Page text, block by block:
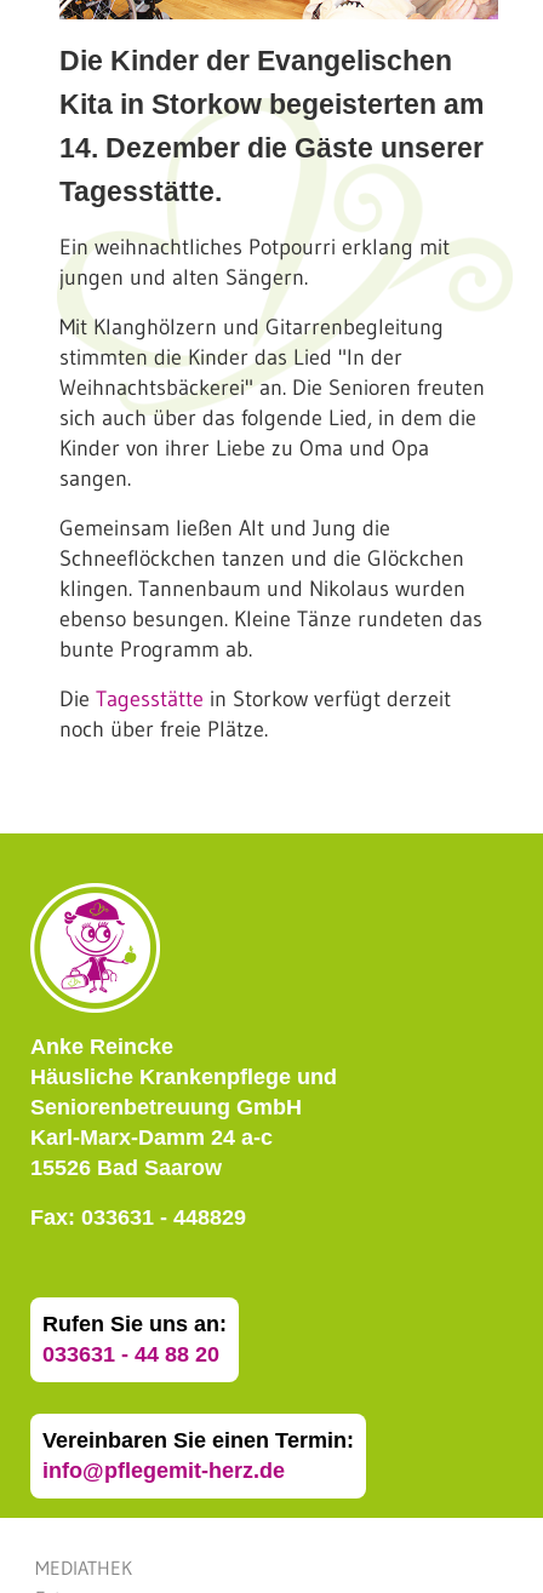
Die Kinder der Evangelischen
Kita in Storkow begeisterten am
14. Dezember die Gäste unserer
Tagesstätte.
Ein weihnachtliches Potpourri erklang mit
jungen und alten Sängern.
Mit Klanghölzern und Gitarrenbegleitung
stimmten die Kinder das Lied "In der
Weihnachtsbäckerei" an. Die Senioren freuten
sich auch über das folgende Lied, in dem die
Kinder von ihrer Liebe zu Oma und Opa
sangen.
Gemeinsam ließen Alt und Jung die
Schneeflöckchen tanzen und die Glöckchen
klingen. Tannenbaum und Nikolaus wurden
ebenso besungen. Kleine Tänze rundeten das
bunte Programm ab.
Die Tagesstätte in Storkow verfügt derzeit
noch über freie Plätze.
Anke Reincke
Häusliche Krankenpflege und
Seniorenbetreuung GmbH
Karl-Marx-Damm 24 a-c
15526 Bad Saarow
Fax: 033631 - 448829
Rufen Sie uns an:
033631 - 44 88 20
Vereinbaren Sie einen Termin:
info@pflegemit-herz.de
MEDIATHEK